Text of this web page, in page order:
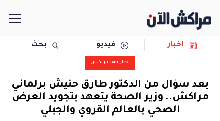
سياسة
اخبار فيديو بحث
اخبار جهة مراكش
بعد سؤال من الدكتور طارق حنيش برلماني
مراكش.. وزير الصحة يتعهد بتجويد العرض
الصحي بالعالم القروي والجبلي